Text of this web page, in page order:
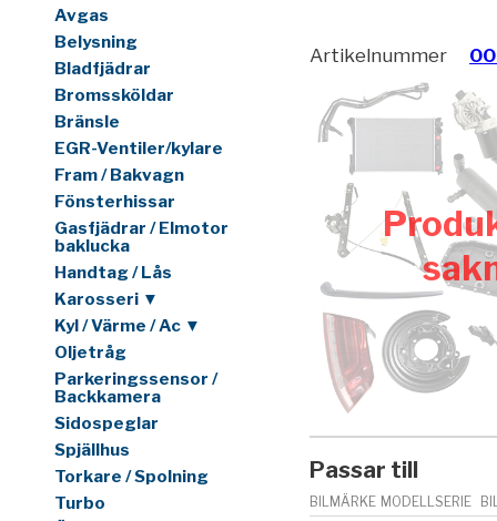
Avgas
Belysning
Bladfjädrar
Bromssköldar
Bränsle
EGR-Ventiler/kylare
Fram / Bakvagn
Fönsterhissar
Gasfjädrar / Elmotor
baklucka
Handtag / Lås
Karosseri ▼
Kyl / Värme / Ac ▼
Oljetråg
Parkeringssensor /
Backkamera
Sidospeglar
Spjällhus
Torkare / Spolning
Turbo
Artikelnummer
Passar till
BILMÄRKE MODELLSERIE